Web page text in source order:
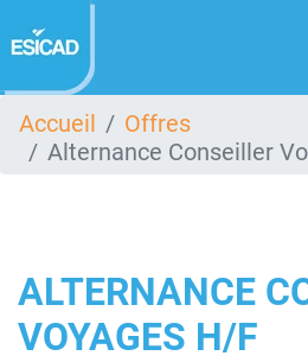
au
contenu
Accueil
Offres
Alternance Conseiller
ALTERNANCE
VOYAGES H/F